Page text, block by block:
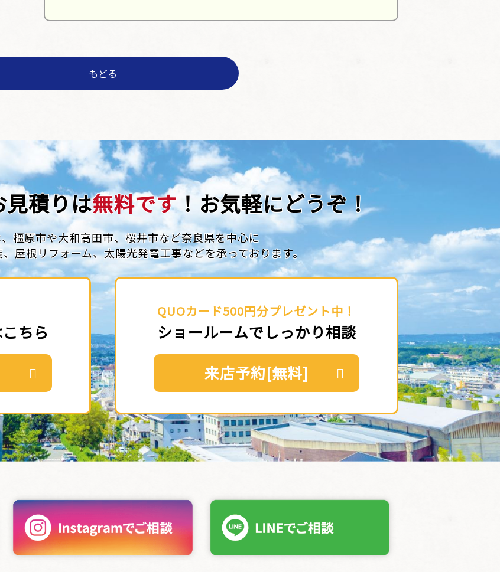
もどる
積りは無料です！お気軽にどうぞ！
橿原市や大和高田市、桜井市など奈良県を中心に
屋根リフォーム、太陽光発電工事などを承っております。
ちら
QUOカード500円分プレゼント中！
ショールームでしっかり相談
来店予約[無料]